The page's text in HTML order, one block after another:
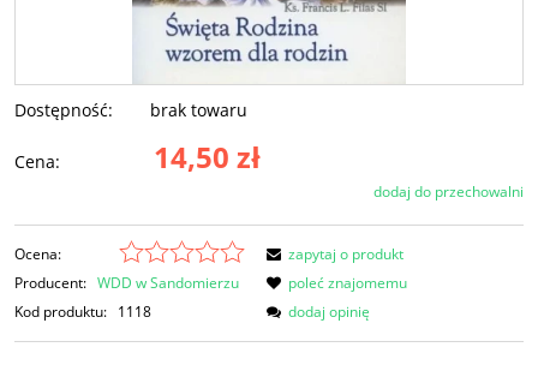
Dostępność: brak towaru
Cena: 14,50 zł
dodaj do przechowalni
Ocena:
Producent: WDD w Sandomierzu
Kod produktu: 1118
zapytaj o produkt
poleć znajomemu
dodaj opinię